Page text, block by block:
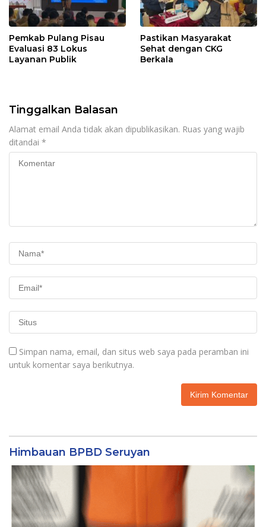
Pemkab Pulang Pisau
Evaluasi 83 Lokus
Layanan Publik
Pastikan Masyarakat
Sehat dengan CKG
Berkala
Tinggalkan Balasan
Alamat email Anda tidak akan dipublikasikan. Ruas yang wajib
ditandai *
Simpan nama, email, dan situs web saya pada peramban ini
untuk komentar saya berikutnya.
Himbauan BPBD Seruyan